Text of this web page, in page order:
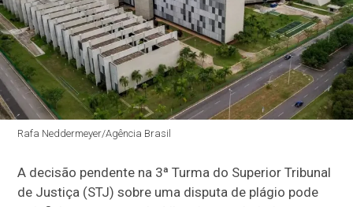
Rafa Neddermeyer/Agência Brasil
A decisão pendente na 3ª Turma do Superior Tribunal
de Justiça (STJ) sobre uma disputa de plágio pode